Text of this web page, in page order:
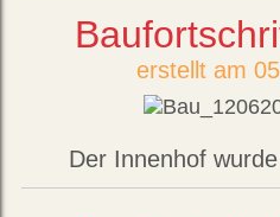
erstellt am
Der Innenhof